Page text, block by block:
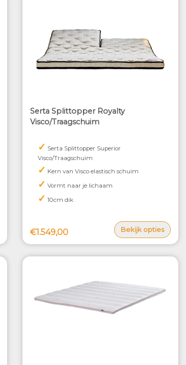
Serta Splittopper Royalty
Visco/Traagschuim
✓ Serta Splittopper Superior
Visco/Traagschuim
✓ Kern van Visco elastisch schuim
✓ Vormt naar je lichaam
✓ 10cm dik
€1.549,00 Bekijk opties